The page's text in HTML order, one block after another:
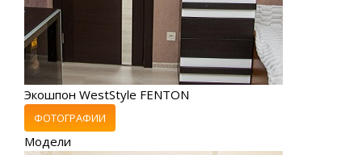
Экошпон WestStyle FENTON
ФОТОГРАФИИ
Модели